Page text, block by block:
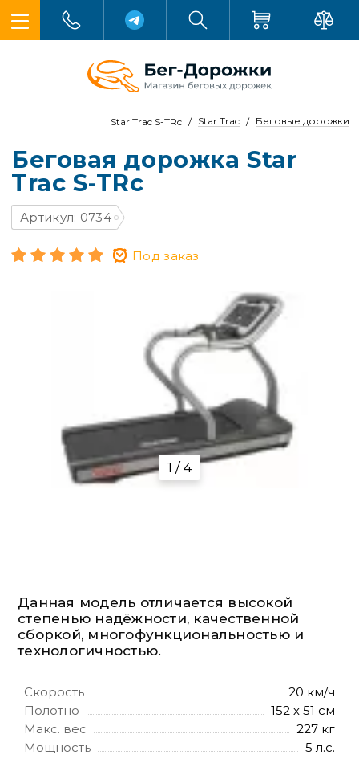
Беговые дорожки
Star Trac
Star Trac S-TRc
Беговая дорожка Star
Trac S-TRc
Артикул: 0734
Под заказ
1 / 4
Данная модель отличается высокой
степенью надёжности, качественной
сборкой, многофункциональностью и
технологичностью.
Скорость
20 км/ч
Полотно
152 х 51 см
Макс. вес
227 кг
Мощность
5 л.с.